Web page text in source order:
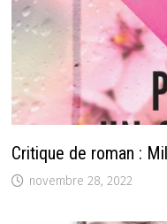
Critique de roman :
novembre 28, 2022